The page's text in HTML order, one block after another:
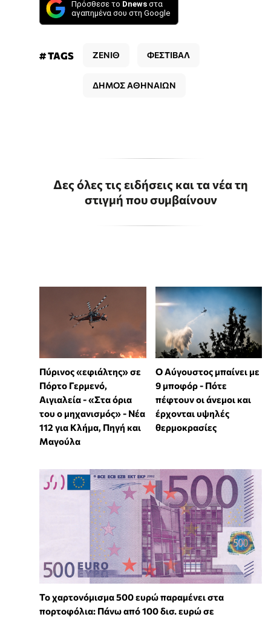
Πρόσθεσε το Dnews στα
αγαπημένα σου στη Google
# TAGS ΖΕΝΙΘ ΦΕΣΤΙΒΑΛ
ΔΗΜΟΣ ΑΘΗΝΑΙΩΝ
Δες όλες τις ειδήσεις και τα νέα τη
στιγμή που συμβαίνουν
Πύρινος «εφιάλτης» σε
Πόρτο Γερμενό,
Αιγιαλεία - «Στα όρια
του ο μηχανισμός» - Νέα
112 για Κλήμα, Πηγή και
Μαγούλα
Ο Αύγουστος μπαίνει με
9 μποφόρ - Πότε
πέφτουν οι άνεμοι και
έρχονται υψηλές
θερμοκρασίες
Το χαρτονόμισμα 500 ευρώ παραμένει στα
πορτοφόλια: Πάνω από 100 δισ. ευρώ σε